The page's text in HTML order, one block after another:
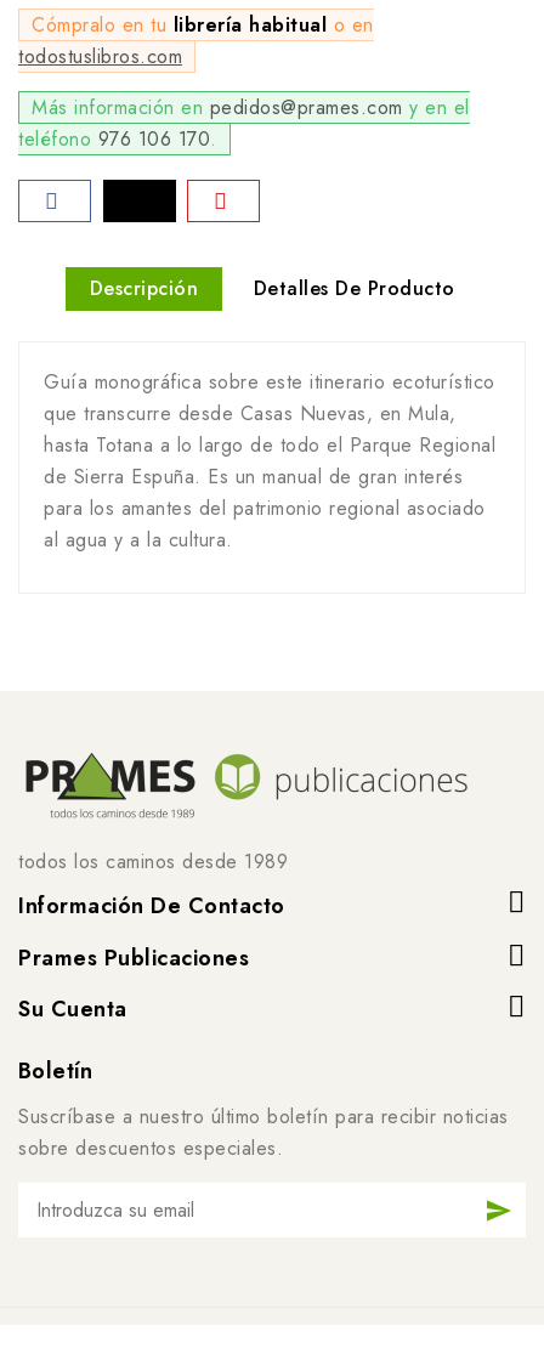
Cómpralo en tu librería habitual o en
todostuslibros.com
Más información en pedidos@prames.com y en el
teléfono 976 106 170.
Descripción Detalles De Producto
Guía monográfica sobre este itinerario ecoturístico
que transcurre desde Casas Nuevas, en Mula,
hasta Totana a lo largo de todo el Parque Regional
de Sierra Espuña. Es un manual de gran interés
para los amantes del patrimonio regional asociado
al agua y a la cultura.
todos los caminos desde 1989
Información De Contacto
Prames Publicaciones
Su Cuenta
Boletín
Suscríbase a nuestro último boletín para recibir noticias
sobre descuentos especiales.